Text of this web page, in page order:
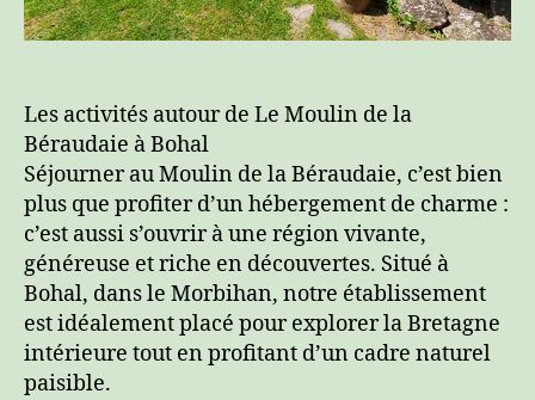
Les activités autour de Le Moulin de la
Béraudaie à Bohal
Séjourner au Moulin de la Béraudaie, c’est bien
plus que profiter d’un hébergement de charme :
c’est aussi s’ouvrir à une région vivante,
généreuse et riche en découvertes. Situé à
Bohal, dans le Morbihan, notre établissement
est idéalement placé pour explorer la Bretagne
intérieure tout en profitant d’un cadre naturel
paisible.